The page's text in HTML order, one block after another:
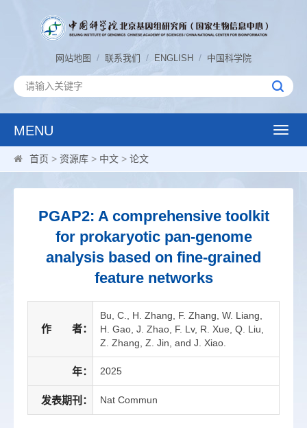
网站地图 / 联系我们 / ENGLISH / 中国科学院
MENU
Toggle
首页 > 资源库 > 中文 > 论文
PGAP2: A comprehensive toolkit
for prokaryotic pan-genome
analysis based on fine-grained
feature networks
作 者：
Bu, C., H. Zhang, F. Zhang, W. Liang,
H. Gao, J. Zhao, F. Lv, R. Xue, Q. Liu,
Z. Zhang, Z. Jin, and J. Xiao.
年： 2025
发表期刊： Nat Commun